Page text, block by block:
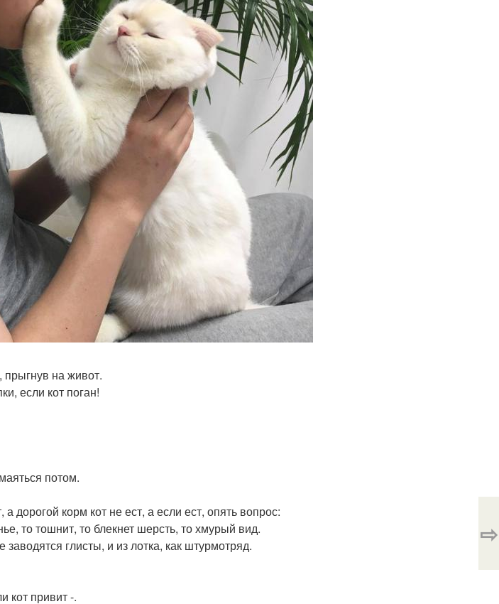
прыгнув на живот.
если кот поган!
потом.
дорогой корм кот не ест, а если ест, опять вопрос:
то тошнит, то блекнет шерсть, то хмурый вид.
глисты, и из лотка, как штурмотряд.
кот привит -.
⇨